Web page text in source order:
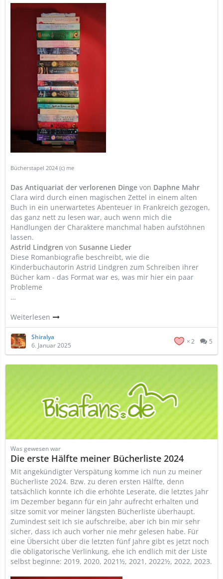
Bücherstapel 2024 (c) me
Das Antiquariat der verlorenen Dinge von Daphne Mahr
Clara wird durch einen magischen Zettel in einem alten
Buch in ein unerwartetes Abenteuer in Frankreich gezogen,
das ganz nett zu lesen war, auch wenn mich die
Handlungen der Charaktere manchmal haben aufstöhnen
lassen.
Astrid Lindgren von Susanne Lieder
Diese Romanbiografie beschreibt, wie die
Kinderbuchautorin Astrid Lindgren zum Schreiben ihrer
Bücher kam - das Format war es, was mir hier ein paar
Probleme
…
Weiterlesen
Shiralya
6. Januar 2025
2 5
Was gewesen war
Die erste Hälfte meiner Bücherliste 2024
Mit angekündigter Verspätung komme ich nun zu meiner
Bücherliste 2024. Bzw. zu deren ersten Hälfte, denn
tatsächlich konnte ich die erhöhte Leserate, die letztes Jahr
im Dezember begann für ein Jahr aufrecht erhalten und
sitze somit vor meiner längsten Bücherliste überhaupt.
Zumindest seit ich sie aufschreibe, aber ich bin mir sehr
sicher, dass ich auch vorher nie mehr gelesen habe. Für
eine Übersicht über die letzten fünf Jahre gibt es jetzt noch
die obligatorische Verlinkung, ehe ich endlich mit der Liste
selbst beginne: 2019, 2020, 2021½, 2021, 2022½, 2022, 2023.